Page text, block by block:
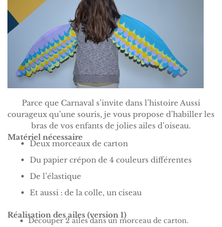
Parce que Carnaval s’invite dans l’histoire Aussi
courageux qu’une souris, je vous propose d’habiller les
bras de vos enfants de jolies ailes d’oiseau.
Matériel nécessaire
Deux morceaux de carton
Du papier crépon de 4 couleurs différentes
De l’élastique
Et aussi : de la colle, un ciseau
Réalisation des ailes (version 1)
Découper 2 ailes dans un morceau de carton.